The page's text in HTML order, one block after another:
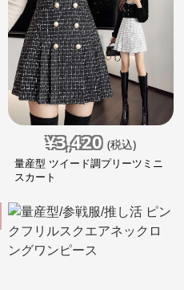
¥3,420 (税込)
量産型 ツイード調プリーツミニ
スカート